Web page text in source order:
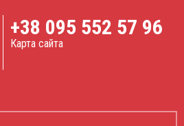
+38 095 552 57 96
Карта сайта